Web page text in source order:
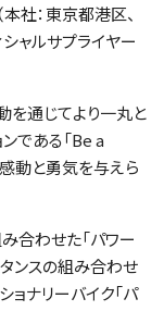
社：東京都港区、
ャルサプライヤー
を通じてより一丸と
である「Be a
動と勇気を与えら
合わせた「パワー
ンスの組み合わせ
ナリーバイク「パ